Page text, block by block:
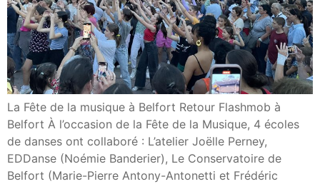
La Fête de la musique à Belfort Retour Flashmob à
Belfort À l’occasion de la Fête de la Musique, 4 écoles
de danses ont collaboré : L’atelier Joëlle Perney,
EDDanse (Noémie Banderier), Le Conservatoire de
Belfort (Marie-Pierre Antony-Antonetti et Frédéric